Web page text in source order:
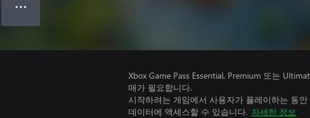
● ● ●
Xbox Game Pass Essential, Premium 또는
매가 필요합니다.
시작하려는 게임에서 사용자가 플레이하는 동
데이터에 액세스할 수 있습니다. 자세한 정보